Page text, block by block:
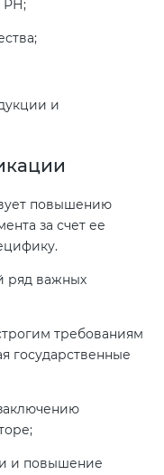
и
повышению
за счет ее
ряд важных
требованиям
государственные
и повышение